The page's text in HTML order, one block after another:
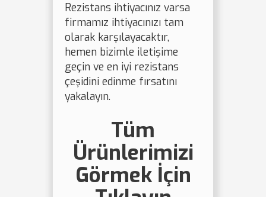
Rezistans ihtiyacınız varsa
firmamız ihtiyacınızı tam
olarak karşılayacaktır,
hemen bizimle iletişime
geçin ve en iyi rezistans
çeşidini edinme fırsatını
yakalayın.
Tüm
Ürünlerimizi
Görmek İçin